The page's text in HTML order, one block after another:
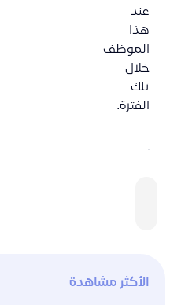
عند
هذا
الموظف
خلال
تلك
الفترة.
الأكثر مشاهدة